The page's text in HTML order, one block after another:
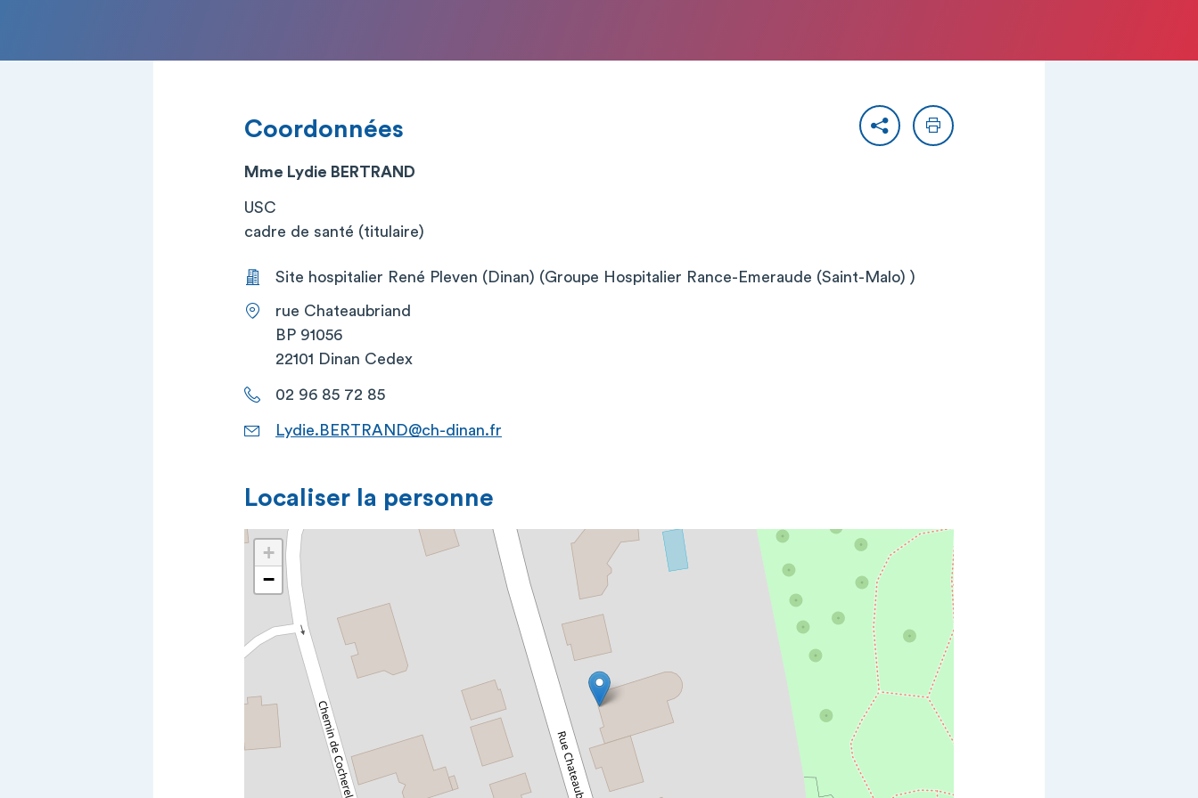
PartagerImprimer
Coordonnées
Mme Lydie BERTRAND
USC
cadre de santé (titulaire)
Site hospitalier René Pleven (Dinan) (Groupe Hospitalier Rance-Emeraude (Saint-Malo) )
rue Chateaubriand
BP 91056
22101 Dinan Cedex
02 96 85 72 85
Lydie.BERTRAND@ch-dinan.fr
Localiser la personne
+
−